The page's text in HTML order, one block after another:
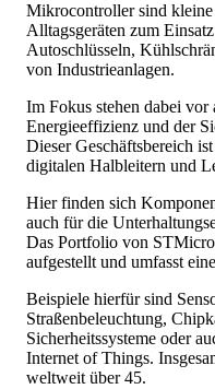
Mikrocontroller sind
Alltagsgeräten zum
Autoschlüsseln,
von Industrieanlagen.
Im Fokus stehen dabei
Energieeffizienz und der
Dieser Geschäftsbereich
digitalen Halbleitern und
Hier finden sich
auch für die
Das Portfolio von
aufgestellt und umfasst
Beispiele hierfür sind
Straßenbeleuchtung,
Sicherheitssysteme oder
Internet of Things.
weltweit über 45.